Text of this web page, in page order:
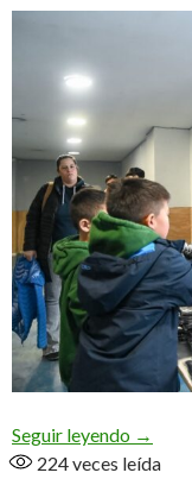
Seguir leyendo →
224veces leída